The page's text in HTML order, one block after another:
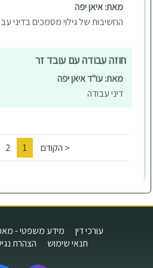
מאת: איאן יפה
החשיבות של גילוי מסמכים בדיני
חוזה עבודה עם עובד זר
מאת: עו"ד איאן יפה
דיני עבודה
< הקודם 1
2
עורכי דין
מידע משפטי -
תנאי שימוש
הצהרת